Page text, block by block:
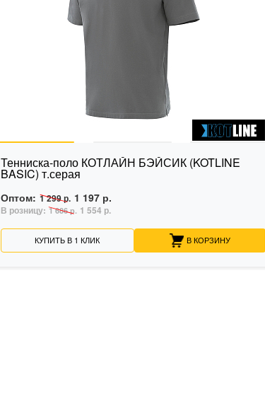
Тенниска-поло КОТЛАЙН БЭЙСИК (KOTLINE
BASIC) т.серая
Оптом: 1 299 р. 1 197 р.
В розницу: 1 686 р. 1 554 р.
КУПИТЬ В 1 КЛИК В КОРЗИНУ